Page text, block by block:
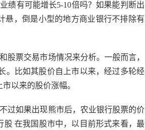
绩有可能增长5-10倍吗？如果能判断出
悬，倒是小型的地方商业银行不排除有
股票交易市场情况来分析。一般而言，
。比如其股价自上市以来，经过多轮经
以来的股价涨幅。
过如果出现熊市后，农业银行股票的价
在我国股市中，以目前形式来看，最